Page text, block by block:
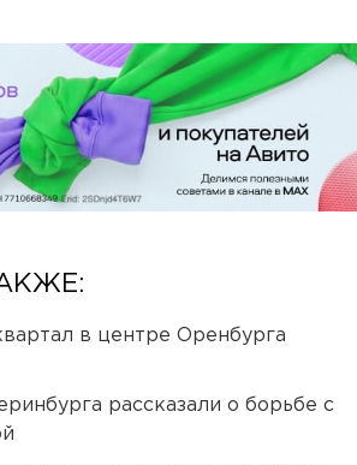
в центре Оренбурга
рассказали о борьбе с